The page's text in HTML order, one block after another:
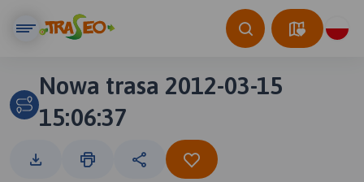
Nowa trasa 2012-03-15
15:06:37